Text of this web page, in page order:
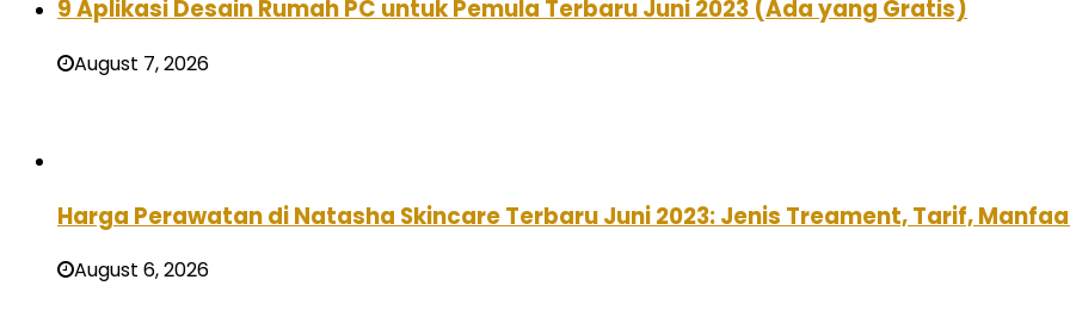
9 Aplikasi Desain Rumah PC untuk Pemula Terbaru Juni 2023 (Ada yang Gratis)
August 7, 2026
Harga Perawatan di Natasha Skincare Terbaru Juni 2023: Jenis Treament, Tarif,
August 6, 2026